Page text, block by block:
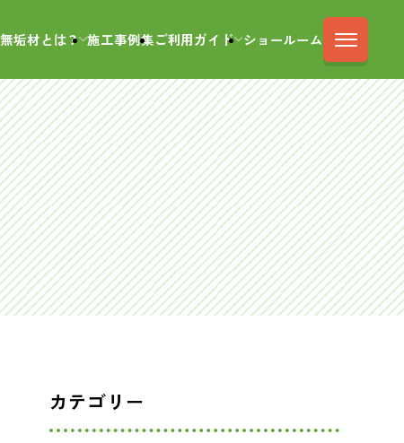
無垢材とは？ 施工事例集 ご利用ガイド ショールーム
カテゴリー